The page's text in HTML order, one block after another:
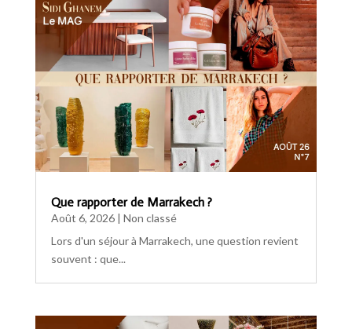
Que rapporter de Marrakech ?
Août 6, 2026| Non classé
Lors d'un séjour à Marrakech, une question revient
souvent : que...